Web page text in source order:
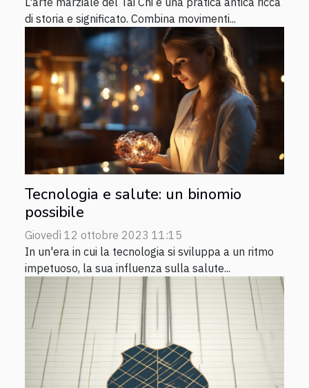
di storia e significato. Combina movimenti...
Tecnologia e salute: un binomio
possibile
Giovedì 12 ottobre 2023 11:15
In un'era in cui la tecnologia si sviluppa a un ritmo
impetuoso, la sua influenza sulla salute...